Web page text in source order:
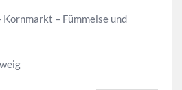
– Fümmelse und